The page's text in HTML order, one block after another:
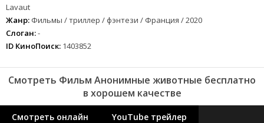
Lavaut
Жанр: Фильмы / триллер / фэнтези / Франция / 2020
Слоган:-
ID КиноПоиск: 1403852
Смотреть Фильм Анонимные животные бесплатно
в хорошем качестве
Смотреть онлайн YouTube трейлер